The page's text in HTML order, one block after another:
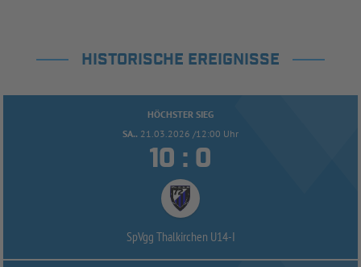
HISTORISCHE EREIGNISSE
HÖCHSTER SIEG
SA.. 21.03.2026 /12:00 Uhr
 : 
SpVgg Thalkirchen U14-I